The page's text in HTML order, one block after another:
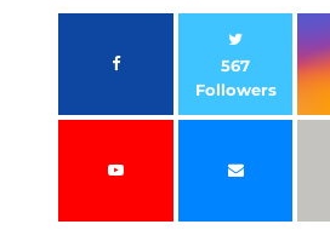
567
Followers